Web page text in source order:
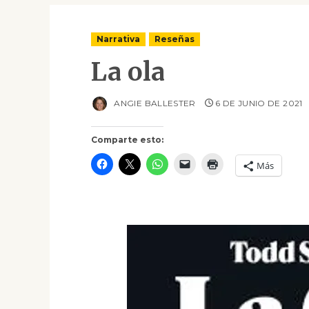
Narrativa Reseñas
La ola
Comparte esto:
Más
ANGIE BALLESTER 6 DE JUNIO DE 2021